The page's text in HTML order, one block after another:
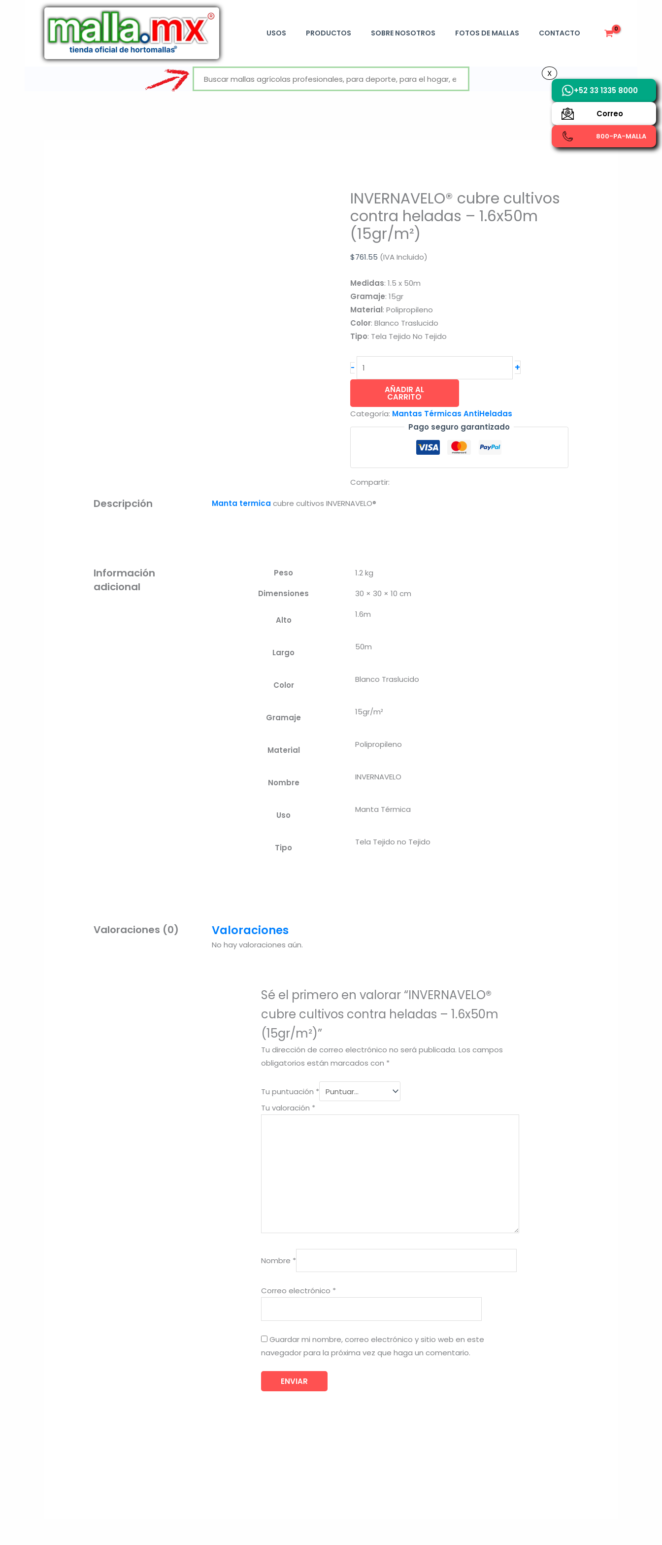
USOS PRODUCTOS SOBRE NOSOTROS FOTOS DE MALLAS CONTACTO
INVERNAVELO® cubre cultivos
contra heladas – 1.6x50m
(15gr/m²)
$761.55 (IVA Incluido)
Medidas: 1.5 x 50m
Gramaje: 15gr
Material: Polipropileno
Color: Blanco Traslucido
Tipo: Tela Tejido No Tejido
-
heladas
-
cantidad
+
AÑADIR AL
CARRITO
Categoría: Mantas Térmicas AntiHeladas
Pago seguro garantizado
Compartir:
Descripción Manta termica cubre cultivos INVERNAVELO®
Información
adicional
Peso
1.2 kg
Dimensiones
30 × 30 × 10 cm
Alto
1.6m
Largo
50m
Color
Blanco Traslucido
Gramaje
15gr/m²
Material
Polipropileno
Nombre
INVERNAVELO
Uso
Manta Térmica
Tipo
Tela Tejido no Tejido
Valoraciones (0) Valoraciones
No hay valoraciones aún.
Sé el primero en valorar “INVERNAVELO®
cubre cultivos contra heladas – 1.6x50m
(15gr/m²)”
Tu dirección de correo electrónico no será publicada. Los campos
obligatorios están marcados con *
Tu puntuación *
Tu valoración *
Nombre *
Correo electrónico *
Guardar mi nombre, correo electrónico y sitio web en este
navegador para la próxima vez que haga un comentario.
X
+52 33 1335 8000
Correo
800-PA-MALLA
X